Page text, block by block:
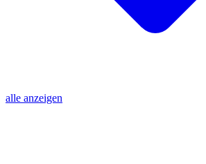
alle anzeigen